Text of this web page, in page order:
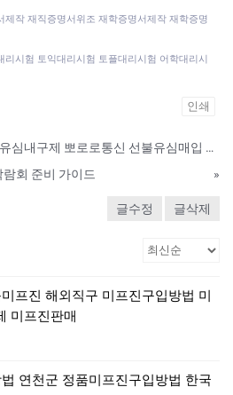
제작 재직증명서위조 재학증명서제작 재학증명
시험 토익대리시험 토플대리시험 어학대리시
인쇄
@brrsim_7텔레그램 선불유심내구제 뽀로로통신 선불유심매입 급전 주부소액내구제추천 선불유심개통매입 저신용자비상금소액급전 선불유심구매
회 준비 가이드
»
글수정 글삭제
프진 해외직구 미프진구입방법 미
미­프진판매
연천군 정품미프진구입방법 한국